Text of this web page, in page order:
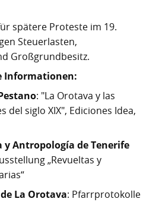
spätere Proteste im 19.
Steuerlasten,
Großgrundbesitz.
Informationen:
: "La Orotava y las
del siglo XIX", Ediciones Idea,
y Antropología de Tenerife
„Revueltas y
La Orotava: Pfarrprotokolle